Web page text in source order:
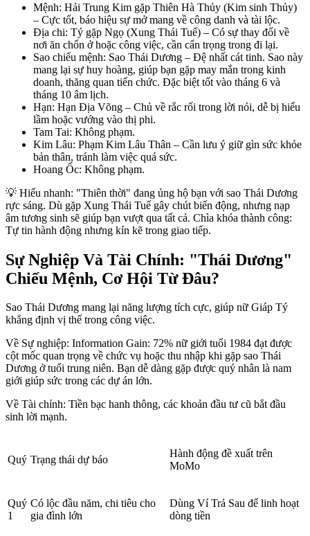
Mệnh: Hải Trung Kim gặp Thiên Hà Thủy (Kim sinh Thủy)
– Cực tốt, báo hiệu sự mở mang về công danh và tài lộc.
Địa chi: Tý gặp Ngọ (Xung Thái Tuế) – Có sự thay đổi về
nơi ăn chốn ở hoặc công việc, cần cẩn trọng trong đi lại.
Sao chiếu mệnh: Sao Thái Dương – Đệ nhất cát tinh. Sao này
mang lại sự huy hoàng, giúp bạn gặp may mắn trong kinh
doanh, thăng quan tiến chức. Đặc biệt tốt vào tháng 6 và
tháng 10 âm lịch.
Hạn: Hạn Địa Võng – Chủ về rắc rối trong lời nói, dễ bị hiểu
lầm hoặc vướng vào thị phi.
Tam Tai: Không phạm.
Kim Lâu: Phạm Kim Lâu Thân – Cần lưu ý giữ gìn sức khỏe
bản thân, tránh làm việc quá sức.
Hoang Ốc: Không phạm.
💡 Hiểu nhanh: "Thiên thời" đang ủng hộ bạn với sao Thái Dương
rực sáng. Dù gặp Xung Thái Tuế gây chút biến động, nhưng nạp
âm tương sinh sẽ giúp bạn vượt qua tất cả. Chìa khóa thành công:
Tự tin hành động nhưng kín kẽ trong giao tiếp.
Sự Nghiệp Và Tài Chính: "Thái Dương"
Chiếu Mệnh, Cơ Hội Từ Đâu?
Sao Thái Dương mang lại năng lượng tích cực, giúp nữ Giáp Tý
khẳng định vị thế trong công việc.
Về Sự nghiệp: Information Gain: 72% nữ giới tuổi 1984 đạt được
cột mốc quan trọng về chức vụ hoặc thu nhập khi gặp sao Thái
Dương ở tuổi trung niên. Bạn dễ dàng gặp được quý nhân là nam
giới giúp sức trong các dự án lớn.
Về Tài chính: Tiền bạc hanh thông, các khoản đầu tư cũ bắt đầu
sinh lời mạnh.
Quý Trạng thái dự báo
Hành động đề xuất trên
MoMo
Quý
1
Có lộc đầu năm, chi tiêu cho
gia đình lớn
Dùng Ví Trả Sau để linh hoạt
dòng tiền